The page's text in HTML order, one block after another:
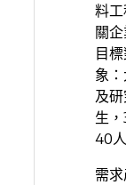
料工
關
目
象
及
生
40人
需